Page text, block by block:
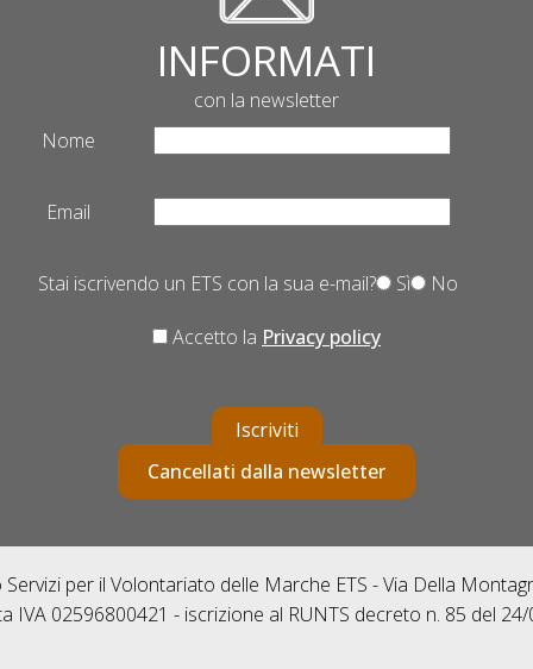
INFORMATI
con la newsletter
Nome
Email
Stai iscrivendo un ETS con la sua e-mail? Sì No
Accetto la Privacy policy
Iscriviti
Cancellati dalla newsletter
Servizi per il Volontariato delle Marche ETS - Via Della
IVA 02596800421 - iscrizione al RUNTS decreto n. 85 del